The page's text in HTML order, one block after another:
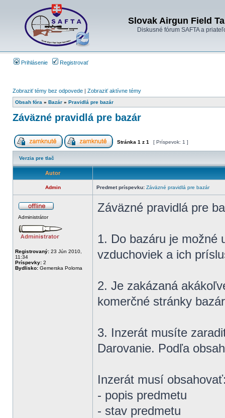
Slovak Airgun Field
Diskusné fórum SAFTA a
Prihlásenie Registrovať
Zobraziť témy bez odpovede | Zobraziť aktívne témy
Obsah fóra » Bazár » Pravidlá pre bazár
Záväzné pravidlá pre bazár
Stránka 1 z 1 [ Príspevok: 1 ]
Verzia pre tlač
Autor
Admin Predmet príspevku: Záväzné pravidlá pre bazár
Administrátor
Registrovaný: 23 Jún 2010,
11:34
Príspevky: 2
Bydlisko: Gemerska Poloma
Záväzné pravidlá pre
1. Do bazáru je možné
vzduchoviek a ich
2. Je zakázaná
komerčné stránky
3. Inzerát musíte
Darovanie. Podľa
Inzerát musí
- popis predmetu
- stav predmetu